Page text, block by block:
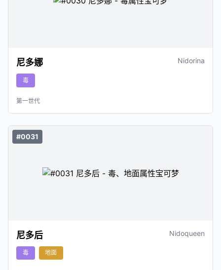
尼多娜 Nidorina
毒
第一世代
#0031
尼多后 Nidoqueen
毒 地面